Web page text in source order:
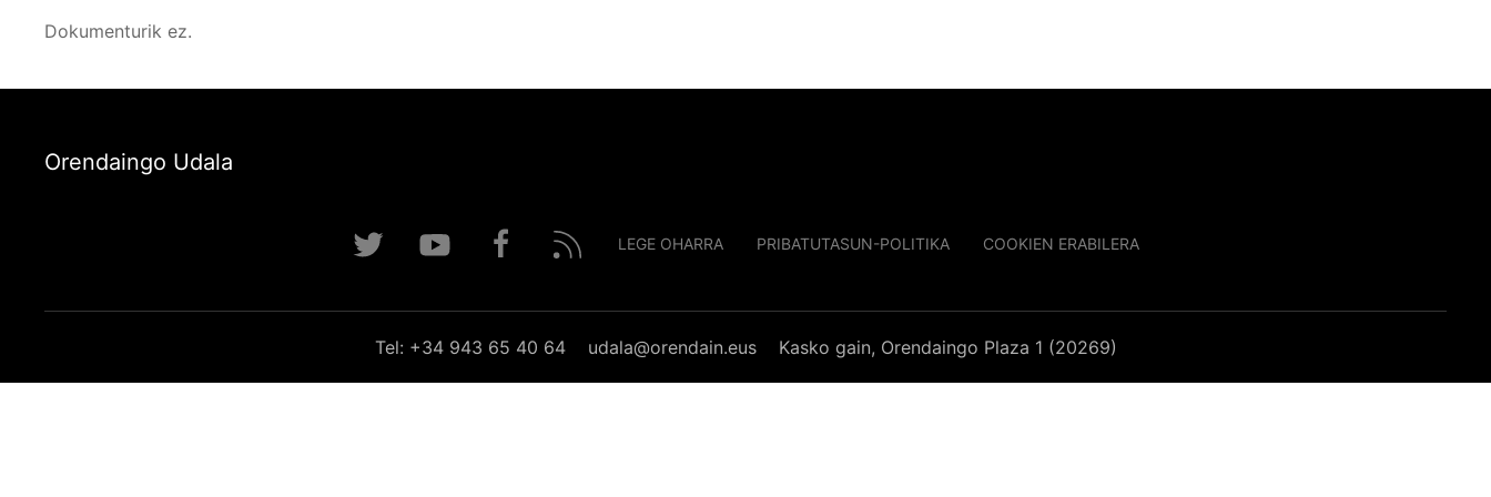
Dokumenturik ez.
Orendaingo Udala
LEGE OHARRA PRIBATUTASUN-POLITIKA COOKIEN ERABILERA
Tel: +34 943 65 40 64 udala@orendain.eus Kasko gain, Orendaingo Plaza 1 (20269)